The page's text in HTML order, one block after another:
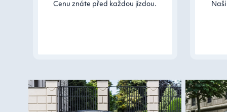
Cenu znáte před každou jízdou.